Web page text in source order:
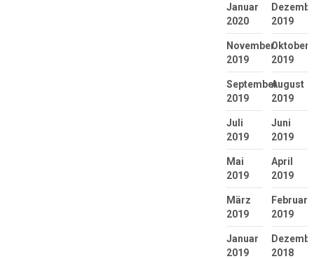
Januar
2020
2019
November
2019
Oktober
2019
September
2019
August
2019
Juli
2019
Juni
2019
Mai
2019
April
2019
März
2019
Februar
2019
Januar
2019
2018